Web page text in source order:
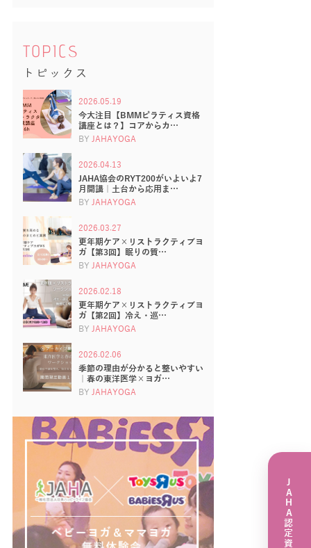
TOPICS
トピックス
2026.05.19
今大注目【BMMピラティス資格
講座とは？】コアからカ…
BY JAHAYOGA
2026.04.13
JAHA協会のRYT200がいよいよ7
月開講｜土台から応用ま…
BY JAHAYOGA
2026.03.27
更年期ケア×リストラクティブヨ
ガ【第3回】眠りの質…
BY JAHAYOGA
2026.02.18
更年期ケア×リストラクティブヨ
ガ【第2回】冷え・巡…
BY JAHAYOGA
2026.02.06
季節の理由が分かると整いやすい
｜春の東洋医学×ヨガ…
BY JAHAYOGA